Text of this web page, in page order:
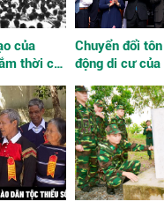
của
thời cơ,
năm 1945
Chuyển đổi
động di cư